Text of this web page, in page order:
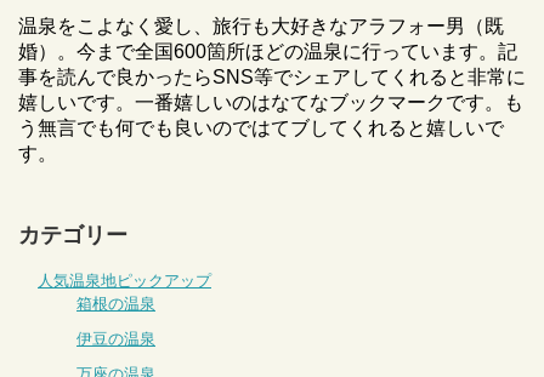
温泉をこよなく愛し、旅行も大好きなアラフォー男（既
婚）。今まで全国600箇所ほどの温泉に行っています。記
事を読んで良かったらSNS等でシェアしてくれると非常に
嬉しいです。一番嬉しいのはなてなブックマークです。も
う無言でも何でも良いのではてブしてくれると嬉しいで
す。
カテゴリー
人気温泉地ピックアップ
箱根の温泉
伊豆の温泉